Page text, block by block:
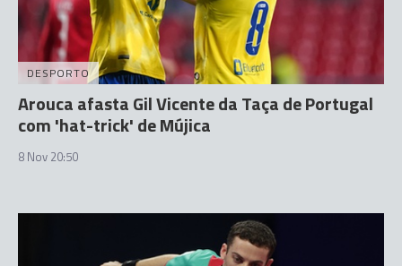
DESPORTO
Arouca afasta Gil Vicente da Taça de Portugal
com 'hat-trick' de Mújica
8 Nov 20:50